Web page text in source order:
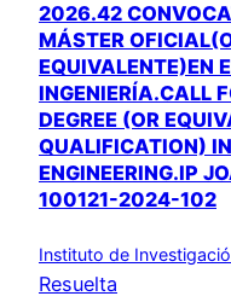
2026.42
MÁSTER
EQUIVALENTE)EN
INGENIERÍA.CALL
DEGREE (OR
QUALIFICATION)
ENGINEERING.IP
100121-2024-102
Instituto de
Resuelta